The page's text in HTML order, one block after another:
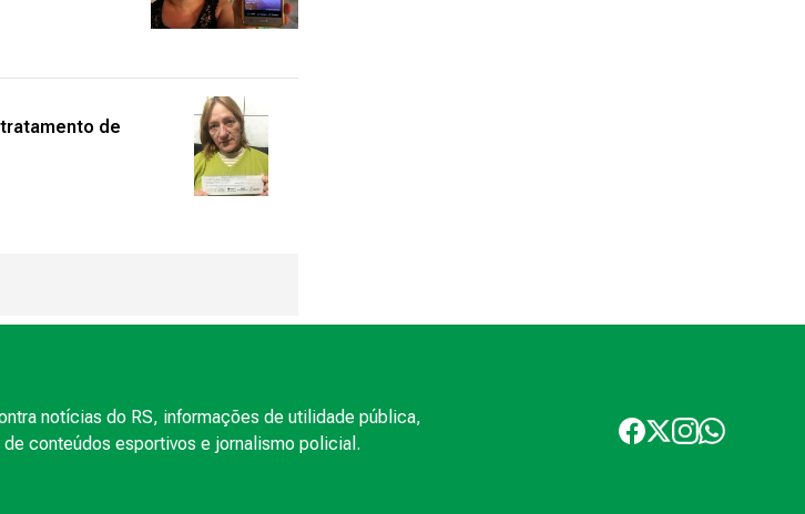
de
notícias do RS, informações de utilidade pública,
conteúdos esportivos e jornalismo policial.